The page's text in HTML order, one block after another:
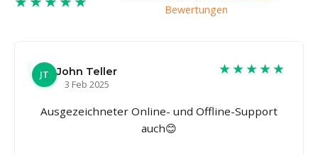
Bewertungen
JT
John Teller
3 Feb 2025
★★★★★
Ausgezeichneter Online- und Offline-Support
auch😊